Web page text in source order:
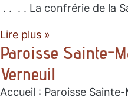
. . . . La confrérie de la
Lire plus »
Paroisse Sainte-
Verneuil
Accueil : Paroisse